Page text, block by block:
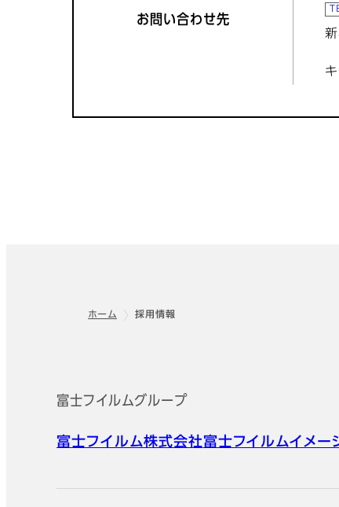
お問い合わせ先
新
キ
ホーム 採用情報
富士フイルムグループ
富士フイルム株式会社富士フイルムイメー